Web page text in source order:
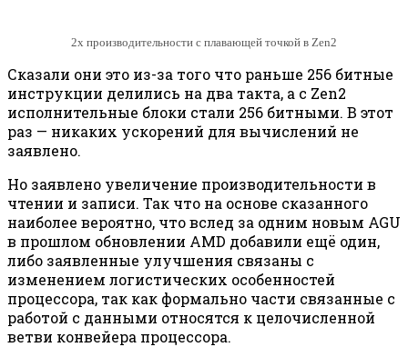
2x производительности с плавающей точкой в Zen2
Сказали они это из-за того что раньше 256 битные
инструкции делились на два такта, а с Zen2
исполнительные блоки стали 256 битными. В этот
раз — никаких ускорений для вычислений не
заявлено.
Но заявлено увеличение производительности в
чтении и записи. Так что на основе сказанного
наиболее вероятно, что вслед за одним новым AGU
в прошлом обновлении AMD добавили ещё один,
либо заявленные улучшения связаны с
изменением логистических особенностей
процессора, так как формально части связанные с
работой с данными относятся к целочисленной
ветви конвейера процессора.